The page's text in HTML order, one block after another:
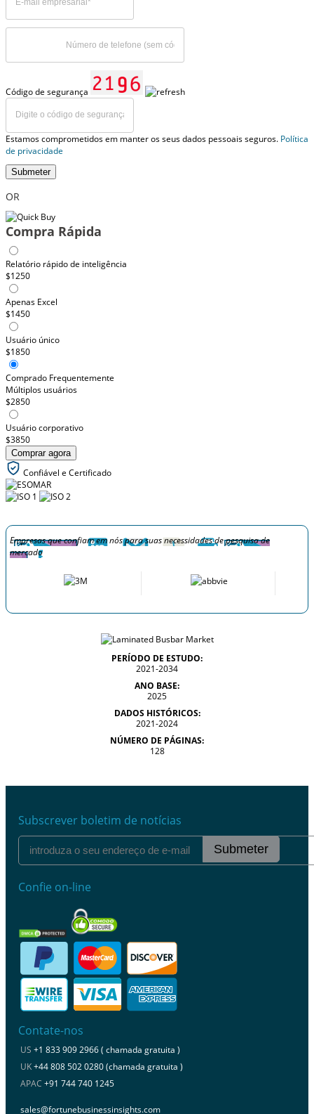
Código de segurança
Estamos comprometidos em manter os seus dados pessoais seguros. Política
de privacidade
Submeter
OR
Compra Rápida
Relatório rápido de inteligência
$1250
Apenas Excel
$1450
Usuário único
$1850
Comprado Frequentemente
Múltiplos usuários
$2850
Usuário corporativo
$3850
Comprar agora
Confiável e Certificado
Empresas que confiam em nós para suas necessidades de pesquisa de
mercado
PERÍODO DE ESTUDO:
2021-2034
ANO BASE:
2025
DADOS HISTÓRICOS:
2021-2024
NÚMERO DE PÁGINAS:
128
Subscrever boletim de notícias
Submeter
Confie on-line
Contate-nos
US +1 833 909 2966 ( chamada gratuita )
UK+44 808 502 0280 (chamada gratuita )
APAC +91 744 740 1245
sales@fortunebusinessinsights.com